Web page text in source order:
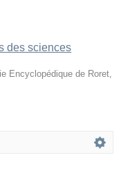
des sciences
Encyclopédique de Roret